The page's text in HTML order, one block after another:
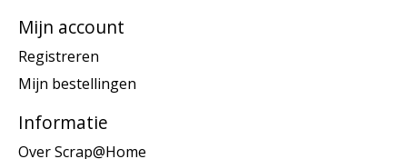
Mijn account
Registreren
Mijn bestellingen
Informatie
Over Scrap@Home